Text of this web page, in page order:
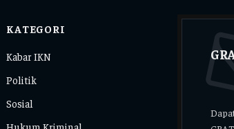
KATEGORI
Kabar IKN
Politik
Sosial
Hukum Kriminal